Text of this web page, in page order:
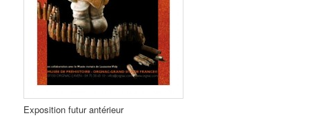
Exposition futur antérieur